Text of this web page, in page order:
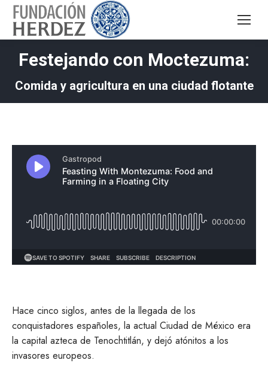
Festejando con Moctezuma:
Comida y agricultura en una ciudad flotante
Hace cinco siglos, antes de la llegada de los
conquistadores españoles, la actual Ciudad de México era
la capital azteca de Tenochtitlán, y dejó atónitos a los
invasores europeos.